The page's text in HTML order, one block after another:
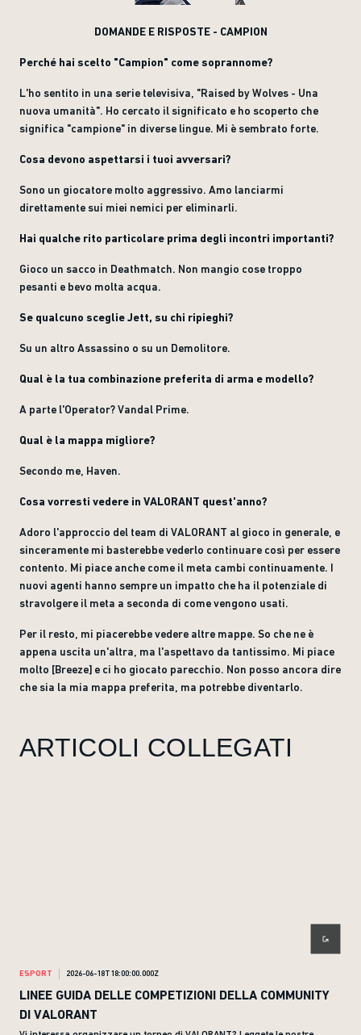
DOMANDE E RISPOSTE - CAMPION
Perché hai scelto "Campion" come soprannome?
L'ho sentito in una serie televisiva, "Raised by Wolves - Una
nuova umanità". Ho cercato il significato e ho scoperto che
significa "campione" in diverse lingue. Mi è sembrato forte.
Cosa devono aspettarsi i tuoi avversari?
Sono un giocatore molto aggressivo. Amo lanciarmi
direttamente sui miei nemici per eliminarli.
Hai qualche rito particolare prima degli incontri importanti?
Gioco un sacco in Deathmatch. Non mangio cose troppo
pesanti e bevo molta acqua.
Se qualcuno sceglie Jett, su chi ripieghi?
Su un altro Assassino o su un Demolitore.
Qual è la tua combinazione preferita di arma e modello?
A parte l'Operator? Vandal Prime.
Qual è la mappa migliore?
Secondo me, Haven.
Cosa vorresti vedere in VALORANT quest'anno?
Adoro l'approccio del team di VALORANT al gioco in generale, e
sinceramente mi basterebbe vederlo continuare così per essere
contento. Mi piace anche come il meta cambi continuamente. I
nuovi agenti hanno sempre un impatto che ha il potenziale di
stravolgere il meta a seconda di come vengono usati.
Per il resto, mi piacerebbe vedere altre mappe. So che ne è
appena uscita un'altra, ma l'aspettavo da tantissimo. Mi piace
molto [Breeze] e ci ho giocato parecchio. Non posso ancora dire
che sia la mia mappa preferita, ma potrebbe diventarlo.
ARTICOLI COLLEGATI
ESPORT 2026-06-18T18:00:00.000Z
LINEE GUIDA DELLE COMPETIZIONI DELLA COMMUNITY
DI VALORANT